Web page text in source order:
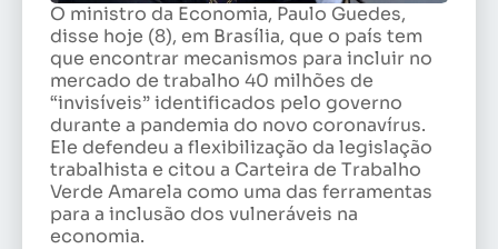
O ministro da Economia, Paulo Guedes,
disse hoje (8), em Brasília, que o país tem
que encontrar mecanismos para incluir no
mercado de trabalho 40 milhões de
“invisíveis” identificados pelo governo
durante a pandemia do novo coronavírus.
Ele defendeu a flexibilização da legislação
trabalhista e citou a Carteira de Trabalho
Verde Amarela como uma das ferramentas
para a inclusão dos vulneráveis na
economia.